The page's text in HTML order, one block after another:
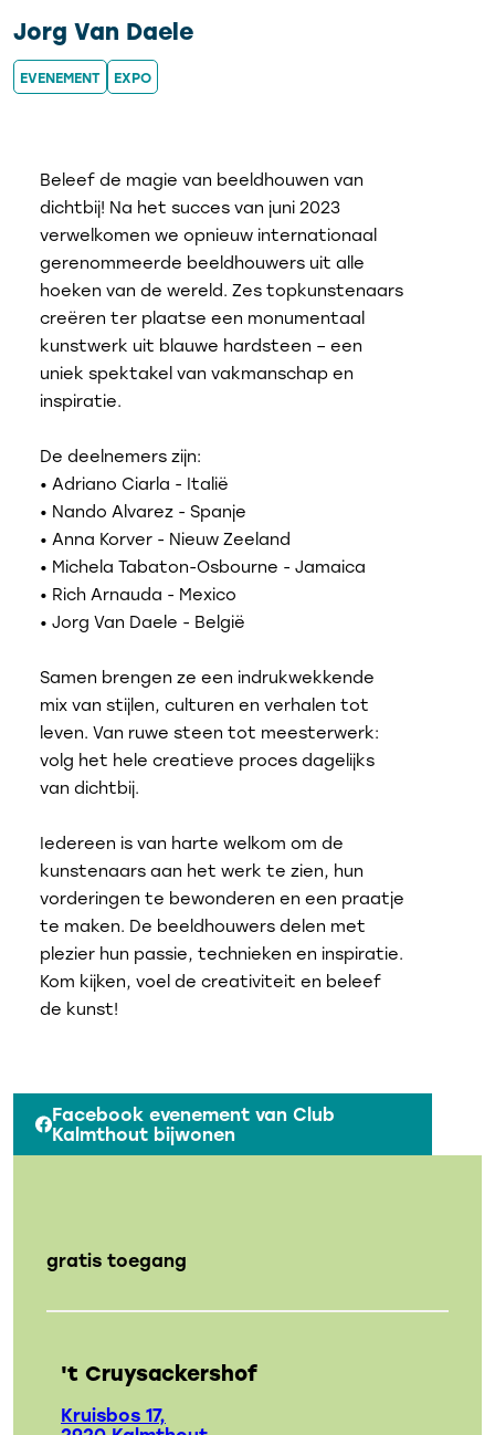
Jorg Van Daele
EVENEMENT EXPO
Beleef de magie van beeldhouwen van
dichtbij! Na het succes van juni 2023
verwelkomen we opnieuw internationaal
gerenommeerde beeldhouwers uit alle
hoeken van de wereld. Zes topkunstenaars
creëren ter plaatse een monumentaal
kunstwerk uit blauwe hardsteen – een
uniek spektakel van vakmanschap en
inspiratie.
De deelnemers zijn:
• Adriano Ciarla - Italië
• Nando Alvarez - Spanje
• Anna Korver - Nieuw Zeeland
• Michela Tabaton-Osbourne - Jamaica
• Rich Arnauda - Mexico
• Jorg Van Daele - België
Samen brengen ze een indrukwekkende
mix van stijlen, culturen en verhalen tot
leven. Van ruwe steen tot meesterwerk:
volg het hele creatieve proces dagelijks
van dichtbij.
Iedereen is van harte welkom om de
kunstenaars aan het werk te zien, hun
vorderingen te bewonderen en een praatje
te maken. De beeldhouwers delen met
plezier hun passie, technieken en inspiratie.
Kom kijken, voel de creativiteit en beleef
de kunst!
Facebook evenement van Club
Kalmthout bijwonen
gratis toegang
't Cruysackershof
Kruisbos 17,